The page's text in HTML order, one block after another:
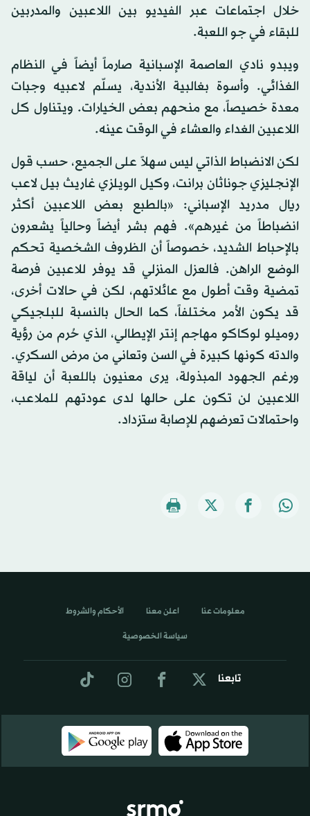
خلال اجتماعات عبر الفيديو بين اللاعبين والمدربين
للبقاء في جو اللعبة.
ويبدو نادي العاصمة الإسبانية صارماً أيضاً في النظام
الغذائي. وأسوة بغالبية الأندية، يسلّم لاعبيه وجبات
معدة خصيصاً، مع منحهم بعض الخيارات. ويتناول كل
اللاعبين الغداء والعشاء في الوقت عينه.
لكن الانضباط الذاتي ليس سهلاً على الجميع، حسب قول
الإنجليزي جوناثان برانت، وكيل الويلزي غاريث بيل لاعب
ريال مدريد الإسباني: «بالطبع بعض اللاعبين أكثر
انضباطاً من غيرهم». فهم بشر أيضاً وحالياً يشعرون
بالإحباط الشديد، خصوصاً أن الظروف الشخصية تحكم
الوضع الراهن. فالعزل المنزلي قد يوفر للاعبين فرصة
تمضية وقت أطول مع عائلاتهم، لكن في حالات أخرى،
قد يكون الأمر مختلفاً، كما الحال بالنسبة للبلجيكي
روميلو لوكاكو مهاجم إنتر الإيطالي، الذي حُرم من رؤية
والدته كونها كبيرة في السن وتعاني من مرض السكري.
ورغم الجهود المبذولة، يرى معنيون باللعبة أن لياقة
اللاعبين لن تكون على حالها لدى عودتهم للملاعب،
واحتمالات تعرضهم للإصابة ستزداد.
تابعنا
معلومات عنا اعلن معنا الأحكام والشروط
سياسة الخصوصية